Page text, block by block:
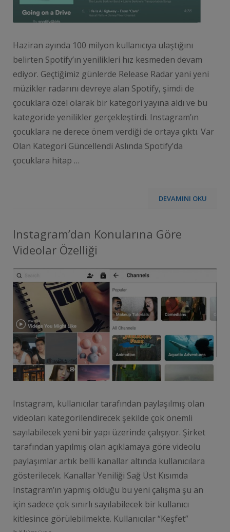
Haziran ayında 100 milyon kullanıcıya ulaştığını
belirten Spotify’ın yenilikleri hız kesmeden devam
ediyor. Geçtiğimiz günlerde Release Radar yani yeni
müzikler radarını devreye alan Spotify, şimdi de
çocuklara özel olarak bir kategori yayına aldı ve bu
kategoride yenilikler gerçekleştirdi. Instagram’ın
çocuklara ne derece önem verdiği de ortaya çıktı. Var
Olan Kategori Güncellendi Aslında Spotify’da
çocuklara hitap …
DEVAMINI OKU
Instagram’dan Konularına Göre
Videolar Özelliği
Instagram, kullanıcılar tarafından paylaşılmış olan
videoları kategorilendirecek şekilde çok önemli
sayılabilecek yeni bir yapı üzerinde çalışıyor. Şirket
tarafından yapılmış olan açıklamaya göre videolu
paylaşımlar artık belli kanallar altında kullanıcılara
gösterilecek. Kanallar Yeniliği Sağ Üst Kısımda
Instagram’ın yapmış olduğu bu yeni çalışma şu an
için sadece çok sınırlı sayılabilecek bir kullanıcı
kitlesince görülebilmekte. Kullanıcılar “Keşfet”